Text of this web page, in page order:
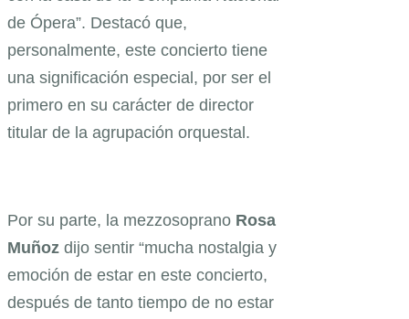
de Ópera”. Destacó que,
personalmente, este concierto tiene
una significación especial, por ser el
primero en su carácter de director
titular de la agrupación orquestal.
Por su parte, la mezzosoprano Rosa
Muñoz dijo sentir “mucha nostalgia y
emoción de estar en este concierto,
después de tanto tiempo de no estar